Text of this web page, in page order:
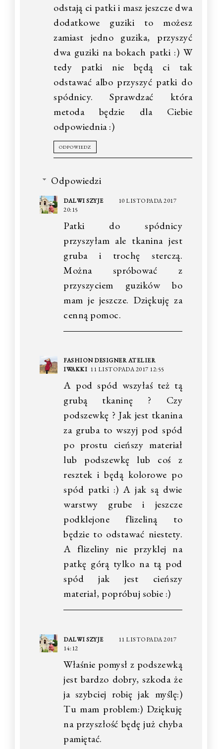
odstają ci patki i masz jeszcze dwa
dodatkowe guziki to możesz
zamiast jedno guzika, przyszyć
dwa guziki na bokach patki :) W
tedy patki nie będą ci tak
odstawać albo przyszyć patki do
spódnicy. Sprawdzać która
metoda będzie dla Ciebie
odpowiednia :)
ODPOWIEDZ
Odpowiedzi
DALWI SZYJE
10 LISTOPADA 2017
20:15
Patki do spódnicy
przyszyłam ale tkanina jest
gruba i trochę sterczą.
Można spróbować z
przyszyciem guzików bo
mam je jeszcze. Dziękuję za
cenną pomoc.
FASHION DESIGNER ATELIER
IWAKKI 11 LISTOPADA 2017 12:55
A pod spód wszyłaś też tą
grubą tkaninę ? Czy
podszewkę ? Jak jest tkanina
za gruba to wszyj pod spód
po prostu cieńszy materiał
lub podszewkę lub coś z
resztek i będą kolorowe po
spód patki :) A jak są dwie
warstwy grube i jeszcze
podklejone flizeliną to
będzie to odstawać niestety.
A flizeliny nie przyklej na
patkę górą tylko na tą pod
spód jak jest cieńszy
materiał, popróbuj sobie :)
DALWI SZYJE
11 LISTOPADA 2017
14:12
Właśnie pomysł z podszewką
jest bardzo dobry, szkoda że
ja szybciej robię jak myślę:)
Tu mam problem:) Dziękuję
na przyszłość będę już chyba
pamiętać.